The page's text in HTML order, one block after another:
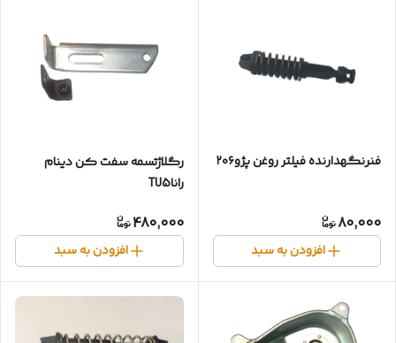
فنر‌نگهدارنده فیلتر روغن پژو۲۰۶
80,000
افزودن به سبد
رگلاژتسمه سفت کن دینام
راناTU5
480,000
افزودن به سبد